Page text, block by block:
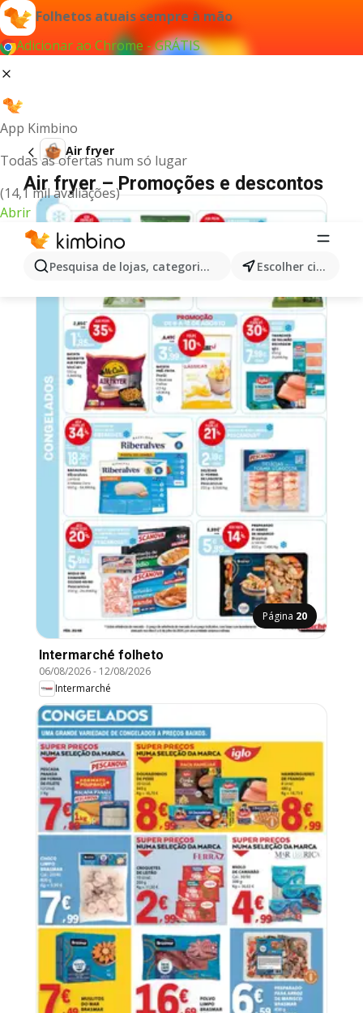
Folhetos atuais sempre à mão
Adicionar ao Chrome - GRÁTIS
App Kimbino
Todas as ofertas num só lugar
(14,1 mil avaliações)
Abrir
Pesquisa de lojas, categorias,produtos... Escolher cidade
Air fryer
Air fryer – Promoções e descontos
Página 20
Intermarché folheto
06/08/2026- 12/08/2026
Intermarché